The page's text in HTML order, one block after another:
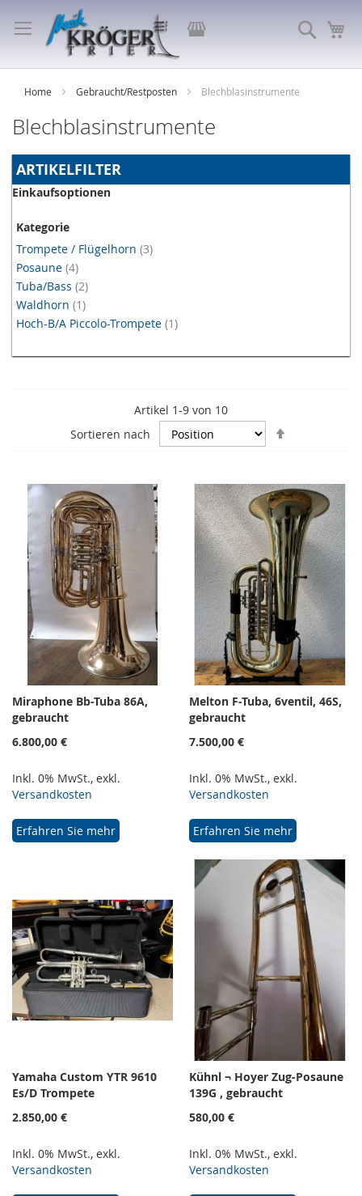
zum
Inhalt
Store
auswählen
Suche
Home Gebraucht/Restposten Blechblasinstrumente
Blechblasinstrumente
Artikel 1-9 von 10
Sortieren nach
Miraphone Bb-Tuba 86A,
gebraucht
6.800,00 €
Inkl. 0% MwSt., exkl.
Versandkosten
Erfahren Sie mehr
Melton F-Tuba, 6ventil, 46S,
gebraucht
7.500,00 €
Inkl. 0% MwSt., exkl.
Versandkosten
Erfahren Sie mehr
Yamaha Custom YTR 9610
Es/D Trompete
2.850,00 €
Inkl. 0% MwSt., exkl.
Versandkosten
Kühnl ¬ Hoyer Zug-Posaune
139G , gebraucht
580,00 €
Inkl. 0% MwSt., exkl.
Versandkosten
ARTIKELFILTER
Einkaufsoptionen
Kategorie
Trompete / Flügelhorn 3Artikel
Posaune 4Artikel
Tuba/Bass 2Artikel
Waldhorn 1Artikel
Hoch-B/A Piccolo-Trompete 1Artikel